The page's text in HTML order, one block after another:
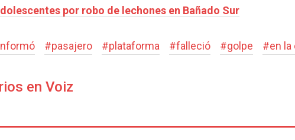
por robo de lechones en Bañado Sur
#pasajero #plataforma #falleció #golpe #en la
en Voiz